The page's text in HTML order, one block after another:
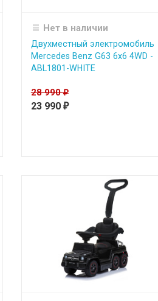
Нет в наличии
Двухместный электромобиль
Mercedes Benz G63 6x6 4WD -
ABL1801-WHITE
28 990₽
23 990 ₽